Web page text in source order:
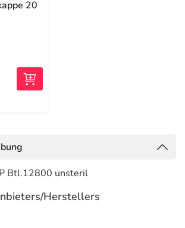
20
Btl.12800 unsteril
Herstellers